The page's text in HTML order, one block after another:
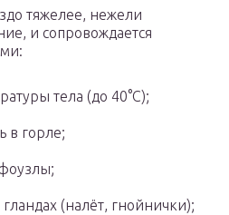
тяжелее, нежели
и сопровождается
тела (до 40°С);
в горле;
(налёт, гнойнички);